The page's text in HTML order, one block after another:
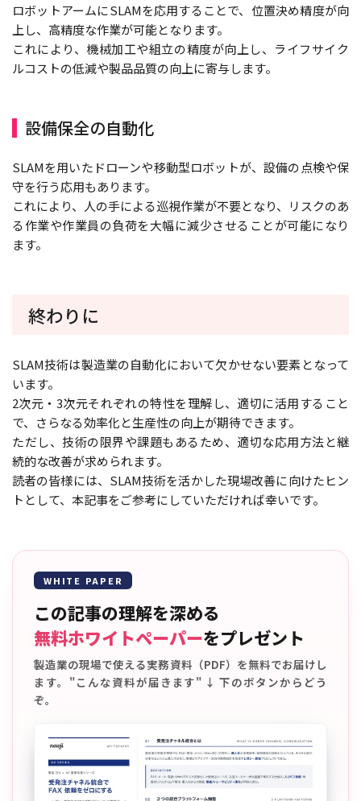
ロボットアームにSLAMを応用することで、位置決め精度が向
上し、高精度な作業が可能となります。
これにより、機械加工や組立の精度が向上し、ライフサイク
ルコストの低減や製品品質の向上に寄与します。
設備保全の自動化
SLAMを用いたドローンや移動型ロボットが、設備の点検や保
守を行う応用もあります。
これにより、人の手による巡視作業が不要となり、リスクのあ
る作業や作業員の負荷を大幅に減少させることが可能になり
ます。
終わりに
SLAM技術は製造業の自動化において欠かせない要素となって
います。
2次元・3次元それぞれの特性を理解し、適切に活用すること
で、さらなる効率化と生産性の向上が期待できます。
ただし、技術の限界や課題もあるため、適切な応用方法と継
続的な改善が求められます。
読者の皆様には、SLAM技術を活かした現場改善に向けたヒン
トとして、本記事をご参考にしていただければ幸いです。
WHITE PAPER
この記事の理解を深める
無料ホワイトペーパーをプレゼント
製造業の現場で使える実務資料（PDF）を無料でお届けし
ます。"こんな資料が届きます" ↓ 下のボタンからどう
ぞ。